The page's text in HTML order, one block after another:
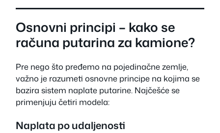
Osnovni principi – kako se
računa putarina za kamione?
Pre nego što pređemo na pojedinačne zemlje,
važno je razumeti osnovne principe na kojima se
bazira sistem naplate putarine. Najčešće se
primenjuju četiri modela:
Naplata po udaljenosti